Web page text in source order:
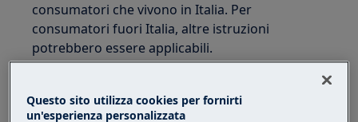
consumatori che vivono in Italia. Per
consumatori fuori Italia, altre istruzioni
potrebbero essere applicabili.
Questo sito utilizza cookies per fornirti
un'esperienza personalizzata